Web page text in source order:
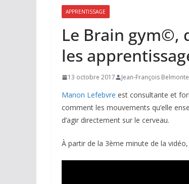
APPRENTISSAGE
Le Brain gym©,
les
13 octobre 2017 Jean-François Belmonte
Manon Lefebvre est consultante et
comment les mouvements qu’elle
d’agir directement sur le cerveau.
À partir de la 3ème minute de la